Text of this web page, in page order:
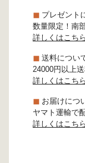
プレゼント
数量限定！南
詳しくはこち
送料につい
24000円以上
詳しくはこち
お届けにつ
ヤマト運輸で
詳しくはこち